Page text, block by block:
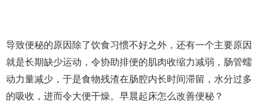
导致便秘的原因除了饮食习惯不好之外，还有一个主要原因
就是长期缺少运动，令协助排便的肌肉收缩力减弱，肠管蠕
动力量减少，于是食物残渣在肠腔内长时间滞留，水分过多
的吸收，进而令大便干燥。早晨起床怎么改善便秘？